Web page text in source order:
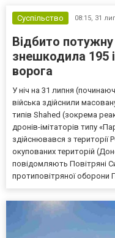
Суспільство
08:15, 31
Відбито
знешкодила 195
ворога
У ніч на 31 липня
війська здійснили
типів Shahed (зокрема
дронів-імітаторів типу
здійснювався з
окупованих територій
повідомляють Повітряні
протиповітряної оборони